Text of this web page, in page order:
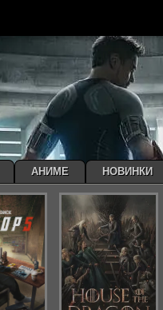
АНИМЕ НОВИНКИ